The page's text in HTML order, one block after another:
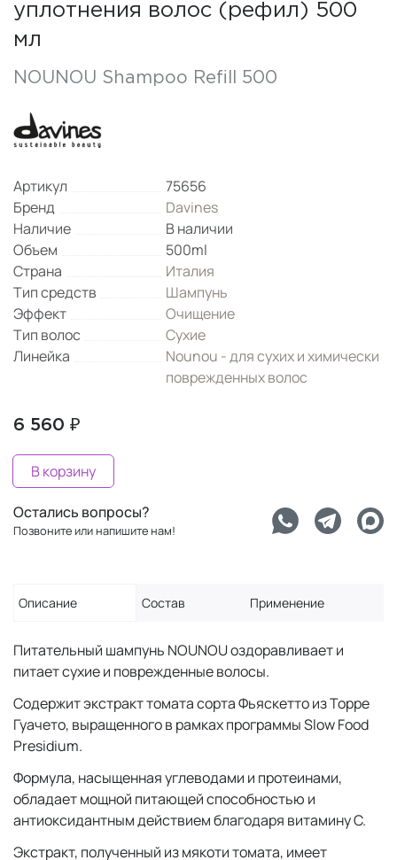
уплотнения волос (рефил) 500
мл
NOUNOU Shampoo Refill 500
Артикул
75656
Бренд
Davines
Наличие
В наличии
Объем
500ml
Страна
Италия
Тип средств
Шампунь
Эффект
Очищение
Тип волос
Сухие
Линейка
Nounou - для сухих и химически
поврежденных волос
6 560 ₽
В корзину
Остались вопросы?
Позвоните или напишите нам!
Описание Состав Применение
Питательный шампунь NOUNOU оздоравливает и
питает сухие и поврежденные волосы.
Содержит экстракт томата сорта Фьяскетто из Торре
Гуачето, выращенного в рамках программы Slow Food
Presidium.
Формула, насыщенная углеводами и протеинами,
обладает мощной питающей способностью и
антиоксидантным действием благодаря витамину С.
Экстракт, полученный из мякоти томата, имеет